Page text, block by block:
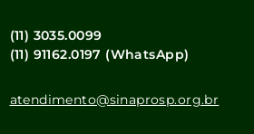
(11) 3035.0099
(11) 91162.0197 (WhatsApp)
atendimento@sinaprosp.org.br